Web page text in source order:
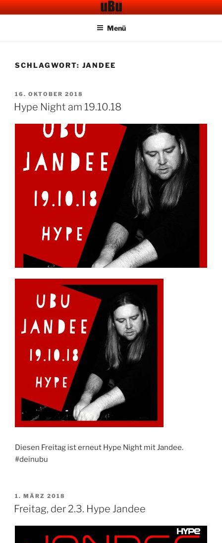
Zum
InhaltUBU CAFE BAR
Menü
SCHLAGWORT: JANDEE
VERÖFFENTLICHT
AM
16. OKTOBER 2018
Hype Night am 19.10.18
Diesen Freitag ist erneut Hype Night mit Jandee.
#deinubu
VERÖFFENTLICHT
AM
1. MÄRZ 2018
Freitag, der 2.3. Hype Jandee